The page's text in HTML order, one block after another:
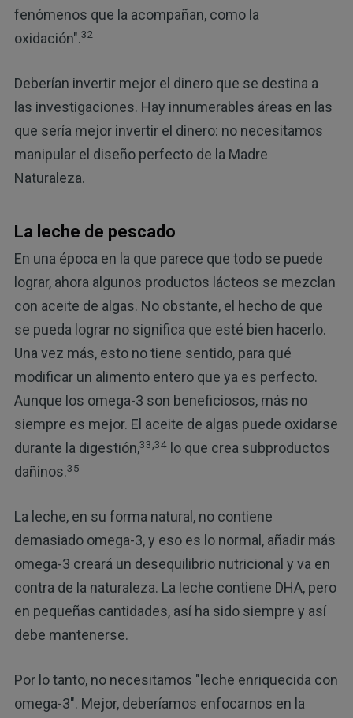
fenómenos que la acompañan, como la
oxidación".32
Deberían invertir mejor el dinero que se destina a
las investigaciones. Hay innumerables áreas en las
que sería mejor invertir el dinero: no necesitamos
manipular el diseño perfecto de la Madre
Naturaleza.
La leche de pescado
En una época en la que parece que todo se puede
lograr, ahora algunos productos lácteos se mezclan
con aceite de algas. No obstante, el hecho de que
se pueda lograr no significa que esté bien hacerlo.
Una vez más, esto no tiene sentido, para qué
modificar un alimento entero que ya es perfecto.
Aunque los omega-3 son beneficiosos, más no
siempre es mejor. El aceite de algas puede oxidarse
durante la digestión,33,34lo que crea subproductos
dañinos.35
La leche, en su forma natural, no contiene
demasiado omega-3, y eso es lo normal, añadir más
omega-3 creará un desequilibrio nutricional y va en
contra de la naturaleza. La leche contiene DHA, pero
en pequeñas cantidades, así ha sido siempre y así
debe mantenerse.
Por lo tanto, no necesitamos "leche enriquecida con
omega-3". Mejor, deberíamos enfocarnos en la